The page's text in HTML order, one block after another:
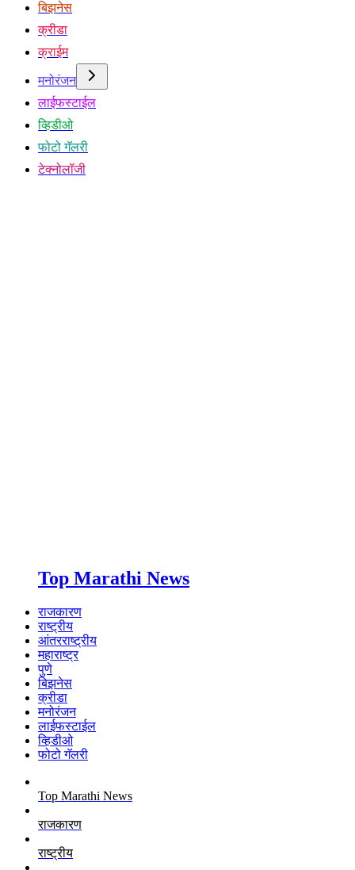
बिझनेस
क्रीडा
क्राईम
मनोरंजन
लाईफस्टाईल
व्हिडीओ
फोटो गॅलरी
टेक्नोलॉजी
Top Marathi News
राजकारण
राष्ट्रीय
आंतरराष्ट्रीय
महाराष्ट्र
पुणे
बिझनेस
क्रीडा
मनोरंजन
लाईफस्टाईल
व्हिडीओ
फोटो गॅलरी
Top Marathi News
राजकारण
राष्ट्रीय